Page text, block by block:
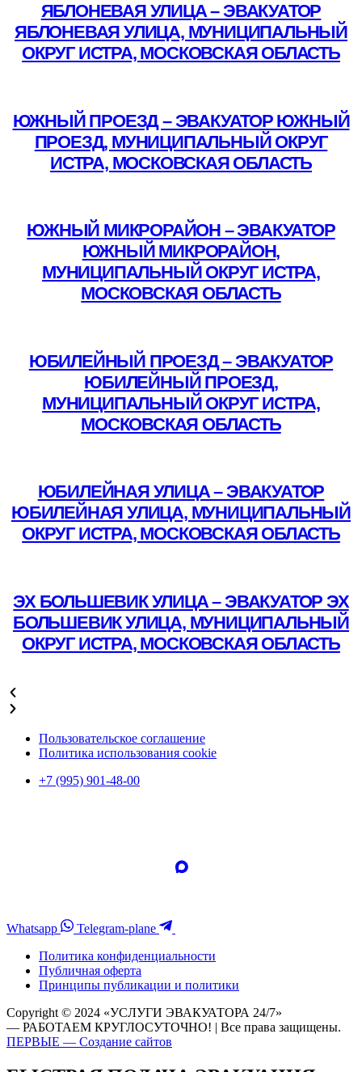
ЯБЛОНЕВАЯ УЛИЦА – ЭВАКУАТОР
ЯБЛОНЕВАЯ УЛИЦА, МУНИЦИПАЛЬНЫЙ
ОКРУГ ИСТРА, МОСКОВСКАЯ ОБЛАСТЬ
ЮЖНЫЙ ПРОЕЗД – ЭВАКУАТОР ЮЖНЫЙ
ПРОЕЗД, МУНИЦИПАЛЬНЫЙ ОКРУГ
ИСТРА, МОСКОВСКАЯ ОБЛАСТЬ
ЮЖНЫЙ МИКРОРАЙОН – ЭВАКУАТОР
ЮЖНЫЙ МИКРОРАЙОН,
МУНИЦИПАЛЬНЫЙ ОКРУГ ИСТРА,
МОСКОВСКАЯ ОБЛАСТЬ
ЮБИЛЕЙНЫЙ ПРОЕЗД – ЭВАКУАТОР
ЮБИЛЕЙНЫЙ ПРОЕЗД,
МУНИЦИПАЛЬНЫЙ ОКРУГ ИСТРА,
МОСКОВСКАЯ ОБЛАСТЬ
ЮБИЛЕЙНАЯ УЛИЦА – ЭВАКУАТОР
ЮБИЛЕЙНАЯ УЛИЦА, МУНИЦИПАЛЬНЫЙ
ОКРУГ ИСТРА, МОСКОВСКАЯ ОБЛАСТЬ
ЭХ БОЛЬШЕВИК УЛИЦА – ЭВАКУАТОР ЭХ
БОЛЬШЕВИК УЛИЦА, МУНИЦИПАЛЬНЫЙ
ОКРУГ ИСТРА, МОСКОВСКАЯ ОБЛАСТЬ
Пользовательское соглашение
Политика использования cookie
+7 (995) 901-48-00
Whatsapp
Telegram-plane
Политика конфиденциальности
Публичная оферта
Принципы публикации и политики
Copyright © 2024 «УСЛУГИ ЭВАКУАТОРА 24/7»
— РАБОТАЕМ КРУГЛОСУТОЧНО! | Все права защищены.
ПЕРВЫЕ — Создание сайтов